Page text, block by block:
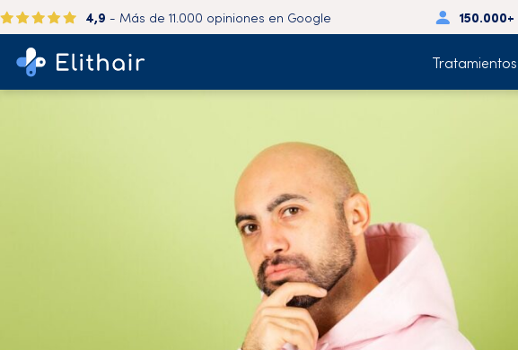
4,9 - Más de 11.000 opiniones en Google 150.000+
Tratamientos